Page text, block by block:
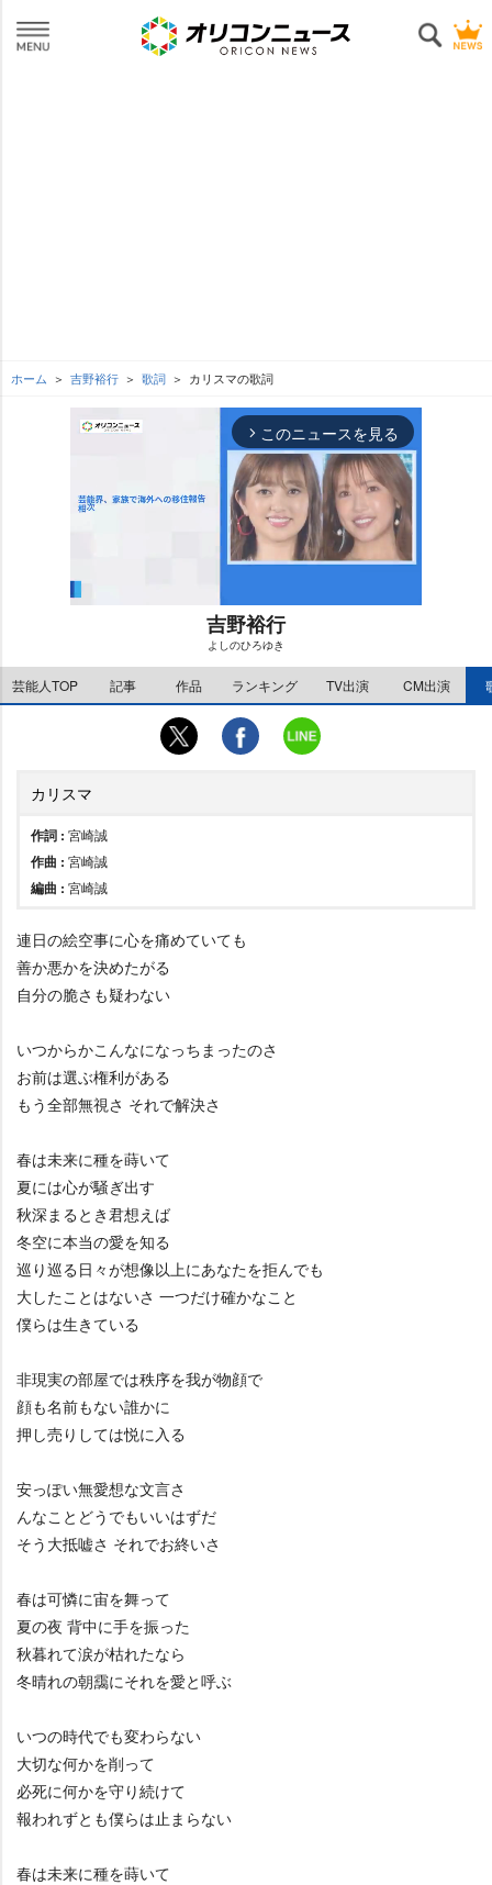
ホーム 吉野裕行 歌詞 カリスマの歌詞
arrow_forward_ios このニュースを見る
M
u
t
吉野裕行
よしのひろゆき
芸能人TOP 記事 作品 ランキング TV出演 CM出演
カリスマ
作詞 : 宮崎誠
作曲 : 宮崎誠
編曲 : 宮崎誠
連日の絵空事に心を痛めていても
善か悪かを決めたがる
自分の脆さも疑わない
いつからかこんなになっちまったのさ
お前は選ぶ権利がある
もう全部無視さ それで解決さ
春は未来に種を蒔いて
夏には心が騒ぎ出す
秋深まるとき君想えば
冬空に本当の愛を知る
巡り巡る日々が想像以上にあなたを拒んでも
大したことはないさ 一つだけ確かなこと
僕らは生きている
非現実の部屋では秩序を我が物顔で
顔も名前もない誰かに
押し売りしては悦に入る
安っぽい無愛想な文言さ
んなことどうでもいいはずだ
そう大抵嘘さ それでお終いさ
春は可憐に宙を舞って
夏の夜 背中に手を振った
秋暮れて涙が枯れたなら
冬晴れの朝靄にそれを愛と呼ぶ
いつの時代でも変わらない
大切な何かを削って
必死に何かを守り続けて
報われずとも僕らは止まらない
春は未来に種を蒔いて